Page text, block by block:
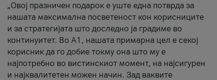
„Овој празничен подарок е уште една потврда за
нашата максимална посветеност кон корисниците
и за стратегијата што доследно ја градиме во
континуитет. Во А1, нашата примарна цел е секој
корисник да го добие токму она што му е
најпотребно во вистинскиот момент, на најсигурен
и најквалитетен можен начин. Зад ваквите